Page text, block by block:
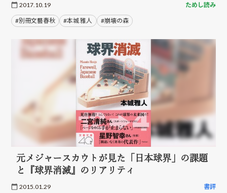
2017.10.19 ためし読み
#別冊文藝春秋 #本城 雅人 #崩壊の森
元メジャースカウトが見た「日本球界」の課題
と『球界消滅』のリアリティ
2015.01.29 書評